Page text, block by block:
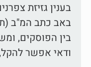
בענין גזיזת
באב כתב המ"ב
בין הפוסקים,
ודאי אפשר